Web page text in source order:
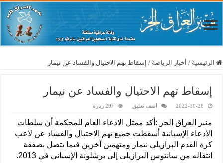
الرئيسية / أخبار الرياضة / إسقاط تهم الاحتيال والفساد عن نيمار
إسقاط تهم الاحتيال والفساد عن نيمار
2022-10-28 اضف تعليق 297 زيارة
منبر العراق الحر :أكد ممثل الادعاء العام للمحكمة أن سلطات
الادعاء الإسبانية أسقطت جميع تهم الاحتيال والفساد عن لاعب
كرة القدم البرازيلي نيمار ومتهمين آخرين فيما يتصل بصفقة
انتقاله من سانتوس البرازيلي إلى برشلونة الإسباني في 2013.